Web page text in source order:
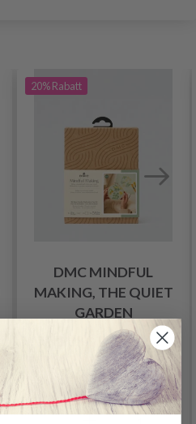
20%Rabatt
DMC MINDFUL
MAKING, THE QUIET
GARDEN
19.45 €24.30 €
Angebot verfällt
12/08/2026